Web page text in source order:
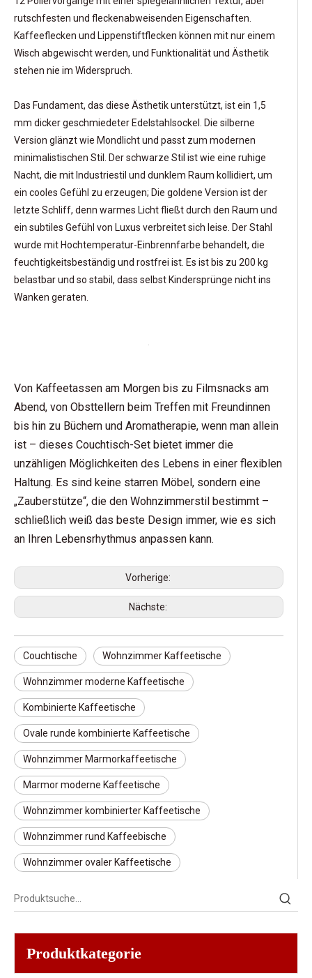
rutschfesten und fleckenabweisenden Eigenschaften.
Kaffeeflecken und Lippenstiftflecken können mit nur einem
Wisch abgewischt werden, und Funktionalität und Ästhetik
stehen nie im Widerspruch.
Das Fundament, das diese Ästhetik unterstützt, ist ein 1,5
mm dicker geschmiedeter Edelstahlsockel. Die silberne
Version glänzt wie Mondlicht und passt zum modernen
minimalistischen Stil. Der schwarze Stil ist wie eine ruhige
Nacht, die mit Industriestil und dunklem Raum kollidiert, um
ein cooles Gefühl zu erzeugen; Die goldene Version ist der
letzte Schliff, denn warmes Licht fließt durch den Raum und
ein subtiles Gefühl von Luxus verbreitet sich leise. Der Stahl
wurde mit Hochtemperatur-Einbrennfarbe behandelt, die
feuchtigkeitsbeständig und rostfrei ist. Es ist bis zu 200 kg
belastbar und so stabil, dass selbst Kindersprünge nicht ins
Wanken geraten.
Von Kaffeetassen am Morgen bis zu Filmsnacks am
Abend, von Obsttellern beim Treffen mit Freundinnen
bis hin zu Büchern und Aromatherapie, wenn man allein
ist – dieses Couchtisch-Set bietet immer die
unzähligen Möglichkeiten des Lebens in einer flexiblen
Haltung. Es sind keine starren Möbel, sondern eine
„Zauberstütze“, die den Wohnzimmerstil bestimmt –
schließlich weiß das beste Design immer, wie es sich
an Ihren Lebensrhythmus anpassen kann.
Vorherige:
Nächste:
Couchtische Wohnzimmer Kaffeetische
Wohnzimmer moderne Kaffeetische
Kombinierte Kaffeetische
Ovale runde kombinierte Kaffeetische
Wohnzimmer Marmorkaffeetische
Marmor moderne Kaffeetische
Wohnzimmer kombinierter Kaffeetische
Wohnzimmer rund Kaffeebische
Wohnzimmer ovaler Kaffeetische
Produktkategorie